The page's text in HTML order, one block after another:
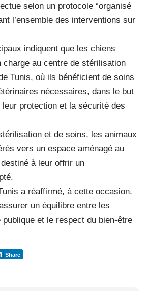
selon un protocole “organisé
l’ensemble des interventions sur
indiquent que les chiens
au centre de stérilisation
Tunis, où ils bénéficient de soins
nécessaires, dans le but
protection et la sécurité des
et de soins, les animaux
vers un espace aménagé au
à leur offrir un
a réaffirmé, à cette occasion,
un équilibre entre les
et le respect du bien-être
Share